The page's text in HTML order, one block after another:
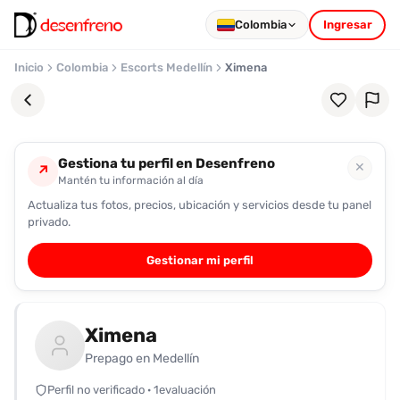
Colombia Ingresar
Inicio Colombia Escorts Medellín Ximena
Favoritos
Pronto
podrás
registrarte
guardar
favoritas
para
↗ Gestiona tu perfil en Desenfreno
Mantén tu información al día
✕
Actualiza tus fotos, precios, ubicación y servicios desde tu panel
privado.
Gestionar mi perfil
Ximena
Prepago en Medellín
Perfil no verificado · 1evaluación